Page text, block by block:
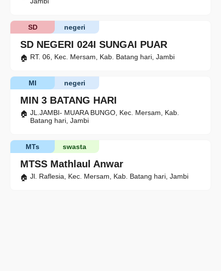
SD NEGERI 024I SUNGAI PUAR
negeri
SD
RT. 06, Kec. Mersam, Kab. Batang hari, Jambi
MIN 3 BATANG HARI
negeri
MI
JL.JAMBI- MUARA BUNGO, Kec. Mersam, Kab.
Batang hari, Jambi
MTSS Mathlaul Anwar
swasta
MTs
Jl. Raflesia, Kec. Mersam, Kab. Batang hari, Jambi